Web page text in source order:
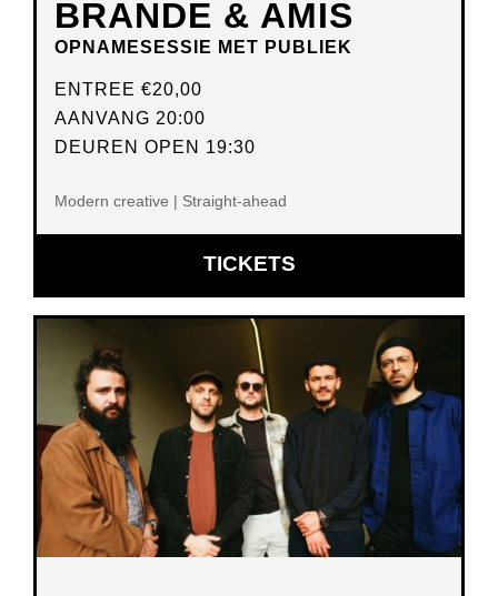
BRANDE & AMIS
OPNAMESESSIE MET PUBLIEK
ENTREE €20,00
AANVANG 20:00
DEUREN OPEN 19:30
Modern creative | Straight-ahead
TICKETSOPENT
IN
VENSTER